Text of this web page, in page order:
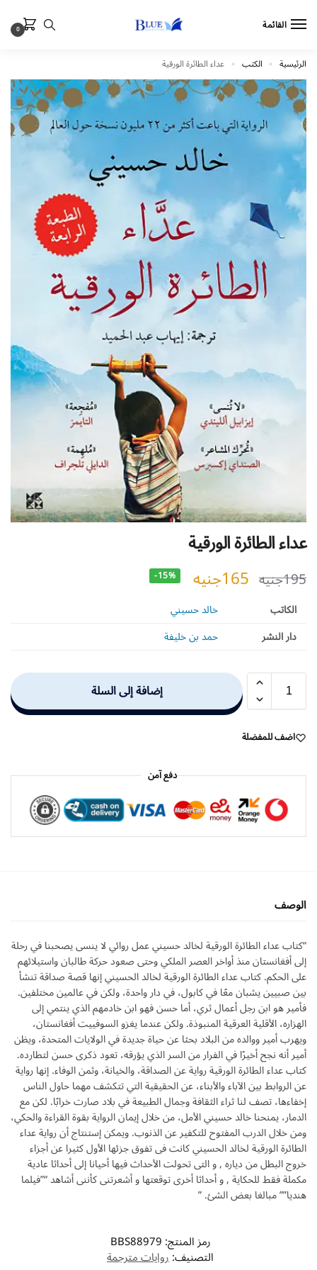
القائمة 0
الرئيسية » الكتب » عداء الطائرة الورقية
عداء الطائرة الورقية
195جنيه 165جنيه -15%
الكاتب
خالد حسيني
دار النشر
حمد بن خليفة
إضافة إلى السلة
اضف للمفضلة
دفع آمن
الوصف
“كتاب عداء الطائرة الورقية لخالد حسيني عمل روائي لا ينسى يصحبنا في رحلة
إلى أفغانستان منذ أواخر العصر الملكي وحتى صعود حركة طالبان واستيلائهم
على الحكم. كتاب عداء الطائرة الورقية لخالد الحسيني إنها قصة صداقة تنشأ
بين صبيين يشبان معًا في كابول، في دار واحدة، ولكن في عالمين مختلفين.
فأمير هو ابن رجل أعمال ثري، أما حسن فهو ابن خادمهم الذي ينتمي إلى
الهزاره، الأقلية العرقية المنبوذة. ولكن عندما يغزو السوفييت أفغانستان،
ويهرب أمير ووالده من البلاد بحثا عن حياة جديدة في الولايات المتحدة، ويظن
أمير أنه نجح أخيرًا في الفرار من السر الذي يؤرقه، تعود ذكرى حسن لتطارده.
كتاب عداء الطائرة الورقية رواية عن الصداقة، والخيانة، وثمن الوفاء. إنها رواية
عن الروابط بين الآباء والأبناء، عن الحقيقية التي تتكشف مهما حاول الناس
إخفاءها، تصف لنا ثراء الثقافة وجمال الطبيعة في بلاد صارت خرابًا. لكن مع
الدمار، يمنحنا خالد حسيني الأمل، من خلال إيمان الرواية بقوة القراءة والحكي،
ومن خلال الدرب المفتوح للتكفير عن الذنوب. ويمكن إستنتاج أن رواية عداء
الطائرة الورقية لخالد الحسيني كانت فى تفوق جزئها الأول كثيرا عن أجزاء
خروج البطل من دياره , و التى تحولت الأحداث فيها أحيانا إلى أحداثا عادية
مكملة فقط للحكاية , و أحداثا أخرى توقعتها و أشعرتنى كأننى أشاهد “”فيلما
هنديا”” مبالغا بعض الشئ. ”
رمز المنتج:BBS88979
التصنيف:روايات مترجمة